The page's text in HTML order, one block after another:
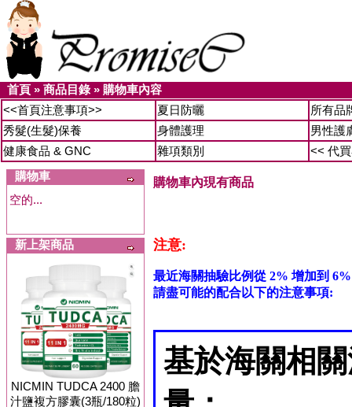
首頁 » 商品目錄» 購物車內容
<<首頁注意事項>>
夏日防曬
所有品
秀髮(生髮)保養
身體護理
男性護
健康食品 & GNC
雜項類別
<< 代
購物車
空的...
新上架商品
NICMIN TUDCA 2400 膽
汁鹽複方膠囊(3瓶/180粒)
購物車內現有商品
注意:
最近海關抽驗比例從 2% 增加到
請盡可能的配合以下的注意事項:
基於海關相